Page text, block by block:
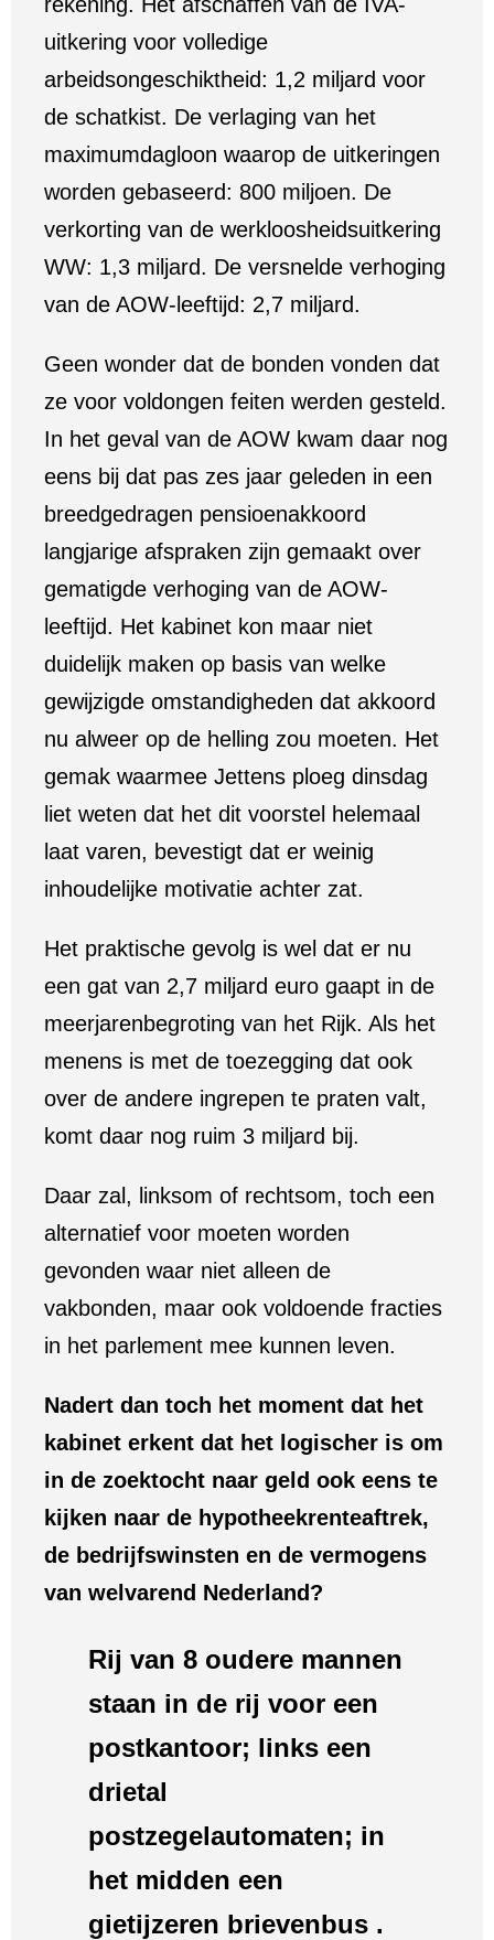
uitkering voor volledige
arbeidsongeschiktheid: 1,2 miljard voor
de schatkist. De verlaging van het
maximumdagloon waarop de uitkeringen
worden gebaseerd: 800 miljoen. De
verkorting van de werkloosheidsuitkering
WW: 1,3 miljard. De versnelde verhoging
van de AOW-leeftijd: 2,7 miljard.
Geen wonder dat de bonden vonden dat
ze voor voldongen feiten werden gesteld.
In het geval van de AOW kwam daar nog
eens bij dat pas zes jaar geleden in een
breedgedragen pensioenakkoord
langjarige afspraken zijn gemaakt over
gematigde verhoging van de AOW-
leeftijd. Het kabinet kon maar niet
duidelijk maken op basis van welke
gewijzigde omstandigheden dat akkoord
nu alweer op de helling zou moeten. Het
gemak waarmee Jettens ploeg dinsdag
liet weten dat het dit voorstel helemaal
laat varen, bevestigt dat er weinig
inhoudelijke motivatie achter zat.
Het praktische gevolg is wel dat er nu
een gat van 2,7 miljard euro gaapt in de
meerjarenbegroting van het Rijk. Als het
menens is met de toezegging dat ook
over de andere ingrepen te praten valt,
komt daar nog ruim 3 miljard bij.
Daar zal, linksom of rechtsom, toch een
alternatief voor moeten worden
gevonden waar niet alleen de
vakbonden, maar ook voldoende fracties
in het parlement mee kunnen leven.
Nadert dan toch het moment dat het
kabinet erkent dat het logischer is om
in de zoektocht naar geld ook eens te
kijken naar de hypotheekrenteaftrek,
de bedrijfswinsten en de vermogens
van welvarend Nederland?
Rij van 8 oudere mannen
staan in de rij voor een
postkantoor; links een
drietal
postzegelautomaten; in
het midden een
gietijzeren brievenbus .